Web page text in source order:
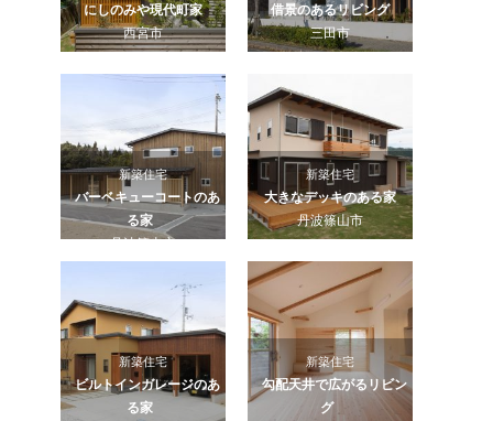
にしのみや現代町家
西宮市
借景のあるリビング
三田市
新築住宅
バーベキューコートのあ
る家
丹波篠山市
新築住宅
大きなデッキのある家
丹波篠山市
新築住宅
ビルトインガレージのあ
る家
新築住宅
勾配天井で広がるリビン
グ